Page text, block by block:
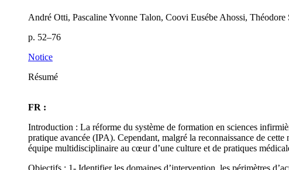
André Otti, Pascaline Yvonne Talon, Coovi Eusébe Ahossi,
p. 52–76
Notice
Résumé
FR :
Introduction : La réforme du système de formation en sciences
pratique avancée (IPA). Cependant, malgré la reconnaissance de
équipe multidisciplinaire au cœur d’une culture et de pratiques